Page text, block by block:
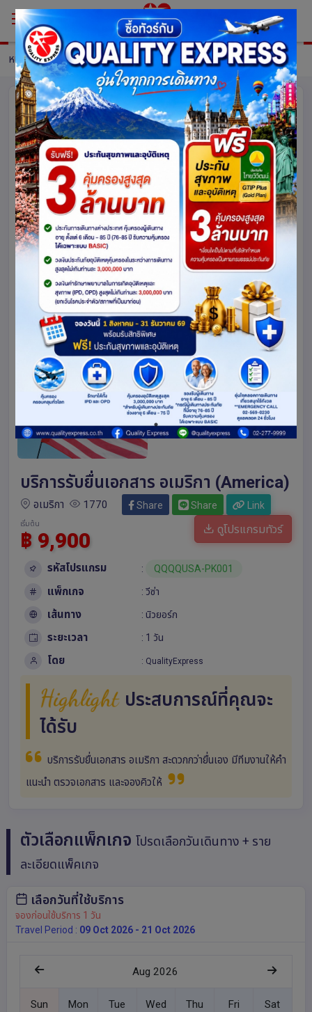
หน้าหลัก แพ็กเกจ รายละเอียดแพ็คเกจ
บริการรับยื่นเอกสาร อเมริกา (America)
อเมริกา 1770 Share Share Link
เริ่มต้น
฿ 9,900 ดูโปรแกรมทัวร์
รหัสโปรแกรม : QQQQUSA-PK001
แพ็กเกจ : วีซ่า
เส้นทาง : นิวยอร์ก
ระยะเวลา : 1 วัน
โดย : QualityExpress
Highlight ประสบการณ์ที่คุณจะ
ได้รับ
บริการรับยื่นเอกสาร อเมริกา สะดวกกว่ายื่นเอง มีทีมงานให้คำ
แนะนำ ตรวจเอกสาร และจองคิวให้
ตัวเลือกแพ็กเกจโปรดเลือกวันเดินทาง + ราย
ละเอียดแพ็คเกจ
เลือกวันที่ใช้บริการ
จองก่อนใช้บริการ 1 วัน
Travel Period : 09 Oct 2026 - 21 Oct 2026
Aug 2026
Sun Mon Tue Wed Thu Fri Sat